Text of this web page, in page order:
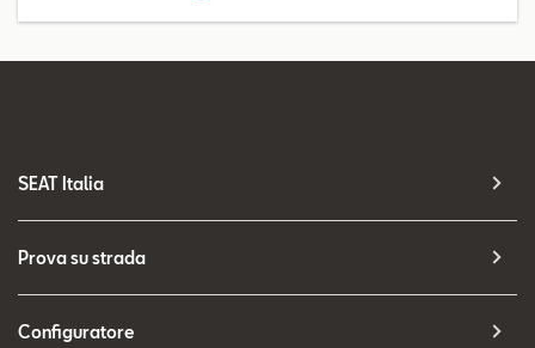
SEAT Italia
Prova su strada
Configuratore